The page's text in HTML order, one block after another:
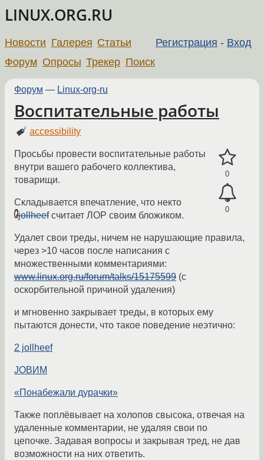
LINUX.ORG.RU
Регистрация - Вход
Новости Галерея Статьи
Форум Опросы Трекер Поиск
Форум — Linux-org-ru
Воспитательные работы
accessibility
0
0
Просьбы провести воспитательные работы
внутри вашего рабочего коллектива,
товарищи.
Складывается впечатление, что некто
jollheefсчитает ЛОР своим бложиком.
Удалет свои треды, ничем не нарушающие правила,
через >10 часов после написания с
множественными комментариями:
www.linux.org.ru/forum/talks/15175599 (с
оскорбительной причиной удаления)
и мгновенно закрывает треды, в которых ему
пытаются донести, что такое поведение неэтично:
2 jollheef
JOВИМ
«Понабежали дурачки»
Также поплёвывает на холопов свысока, отвечая на
удаленные комментарии, не удаляя свои по
цепочке. Задавая вопросы и закрывая тред, не дав
возможности на них ответить.